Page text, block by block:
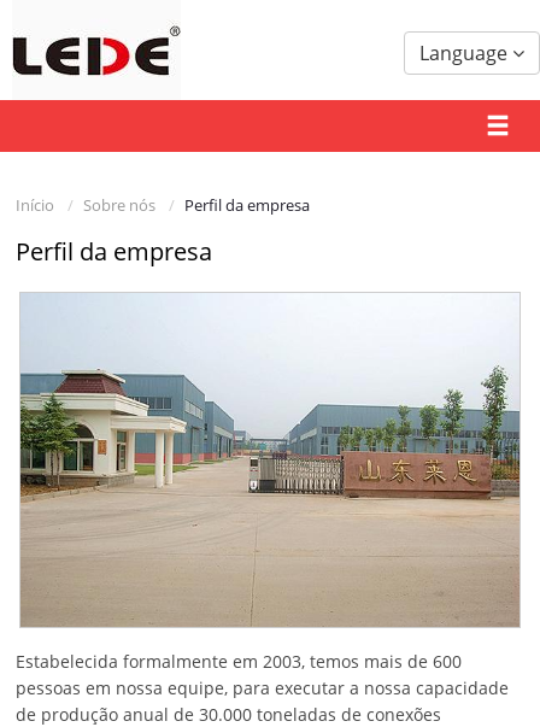
Language
Início Sobre nós Perfil da empresa
Perfil da empresa
Estabelecida formalmente em 2003, temos mais de 600
pessoas em nossa equipe, para executar a nossa capacidade
de produção anual de 30.000 toneladas de conexões